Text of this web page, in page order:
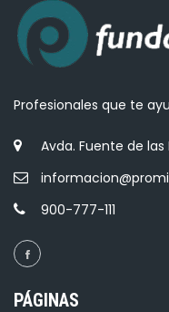
Profesionales que te
Avda. Fuente de las
900-777-111
PÁGINAS